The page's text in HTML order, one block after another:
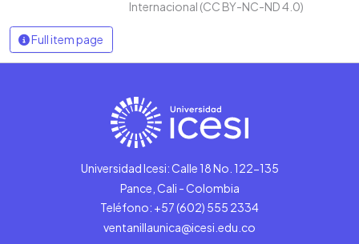
Internacional (CC BY-NC-ND 4.0)
Full item page
Universidad Icesi: Calle 18 No. 122-135
Pance, Cali - Colombia
Teléfono: +57 (602) 555 2334
ventanillaunica@icesi.edu.co